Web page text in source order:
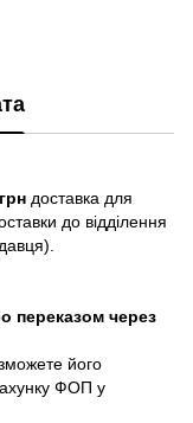
доставка для
до відділення
переказом через
його
ФОП у